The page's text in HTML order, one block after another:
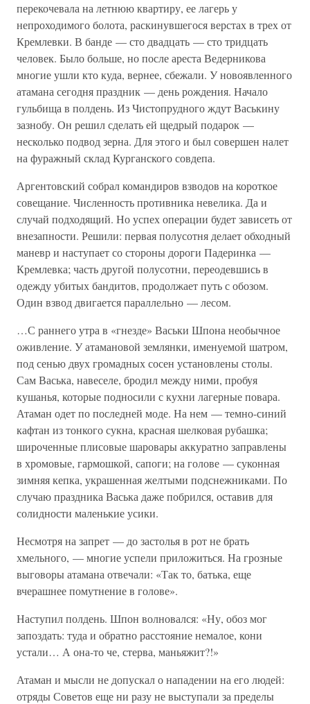
перекочевала на летнюю квартиру, ее лагерь у
непроходимого болота, раскинувшегося верстах в трех от
Кремлевки. В банде — сто двадцать — сто тридцать
человек. Было больше, но после ареста Ведерникова
многие ушли кто куда, вернее, сбежали. У новоявленного
атамана сегодня праздник — день рождения. Начало
гульбища в полдень. Из Чистопрудного ждут Васькину
зазнобу. Он решил сделать ей щедрый подарок —
несколько подвод зерна. Для этого и был совершен налет
на фуражный склад Курганского совдепа.
Аргентовский собрал командиров взводов на короткое
совещание. Численность противника невелика. Да и
случай подходящий. Но успех операции будет зависеть от
внезапности. Решили: первая полусотня делает обходный
маневр и наступает со стороны дороги Падеринка —
Кремлевка; часть другой полусотни, переодевшись в
одежду убитых бандитов, продолжает путь с обозом.
Один взвод двигается параллельно — лесом.
…С раннего утра в «гнезде» Васьки Шпона необычное
оживление. У атамановой землянки, именуемой шатром,
под сенью двух громадных сосен установлены столы.
Сам Васька, навеселе, бродил между ними, пробуя
кушанья, которые подносили с кухни лагерные повара.
Атаман одет по последней моде. На нем — темно-синий
кафтан из тонкого сукна, красная шелковая рубашка;
широченные плисовые шаровары аккуратно заправлены
в хромовые, гармошкой, сапоги; на голове — суконная
зимняя кепка, украшенная желтыми подснежниками. По
случаю праздника Васька даже побрился, оставив для
солидности маленькие усики.
Несмотря на запрет — до застолья в рот не брать
хмельного, — многие успели приложиться. На грозные
выговоры атамана отвечали: «Так то, батька, еще
вчерашнее помутнение в голове».
Наступил полдень. Шпон волновался: «Ну, обоз мог
запоздать: туда и обратно расстояние немалое, кони
устали… А она-то че, стерва, маньяжит?!»
Атаман и мысли не допускал о нападении на его людей:
отряды Советов еще ни разу не выступали за пределы